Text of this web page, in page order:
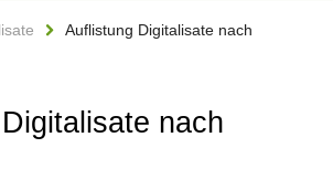
Auflistung Digitalisate nach
nach